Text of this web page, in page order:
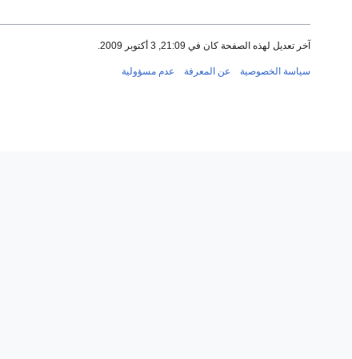
آخر تعديل لهذه الصفحة كان في 21:09, 3 أكتوبر 2009.
سياسة الخصوصية عن المعرفة عدم مسؤولية